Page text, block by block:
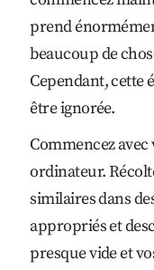
prend
beaucoup de
Cependant, cette
être ignorée.
Commencez
ordinateur.
similaires dans
appropriés et
presque vide et